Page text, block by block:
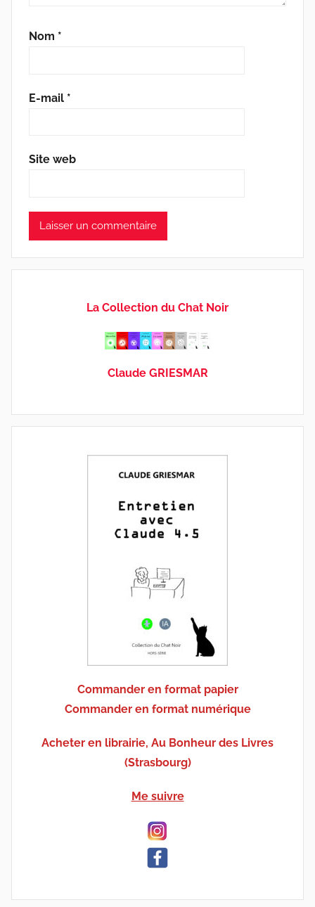
Nom *
E-mail *
Site web
La Collection du Chat Noir
Claude GRIESMAR
Commander en format papier
Commander en format numérique
Acheter en librairie, Au Bonheur des Livres
(Strasbourg)
Me suivre